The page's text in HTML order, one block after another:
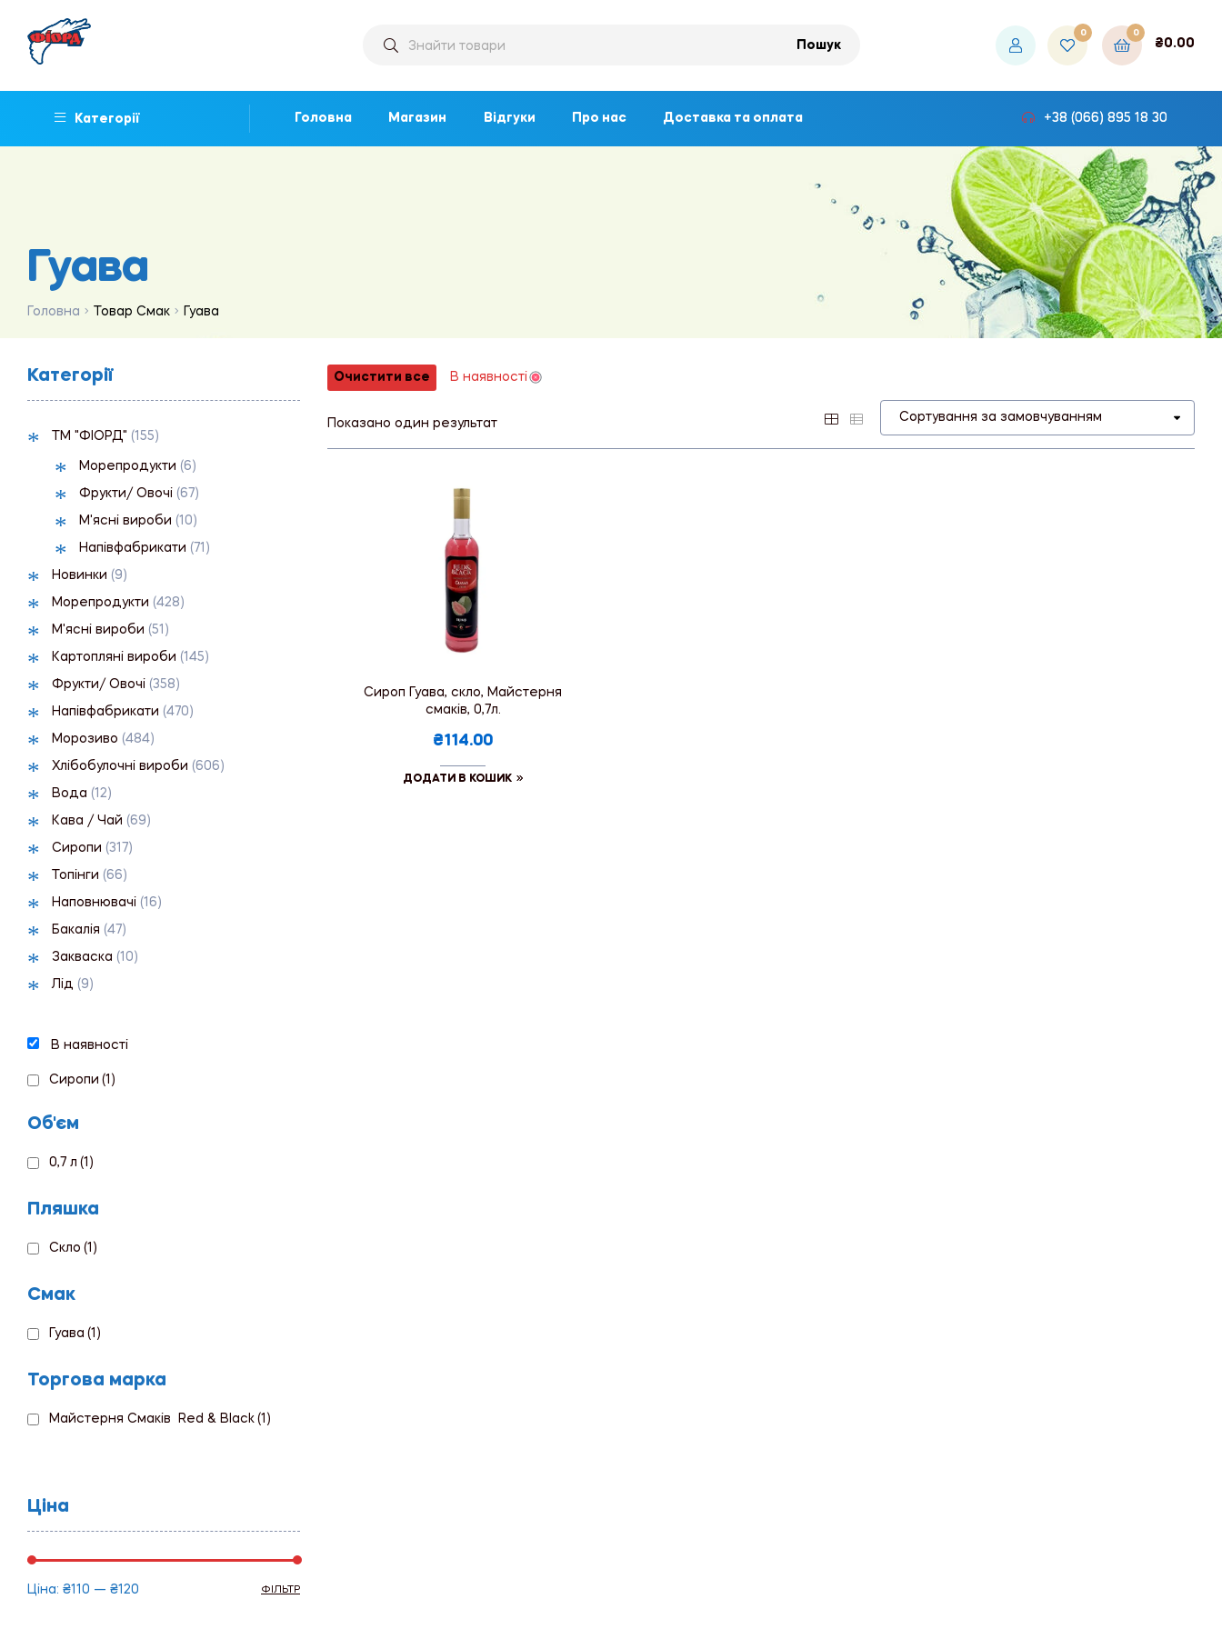
Пошук
0 0
₴0.00
Категорії Головна Магазин Відгуки Про нас Доставка та оплата +38 (066) 895 18 30
Гуава
Головна Товар Смак Гуава
Очистити все В наявності
Показано один результат
Сироп Гуава, скло, Майстерня
смаків, 0,7л.
₴114.00
ДОДАТИ В КОШИК
Категорії
ТМ "ФІОРД" (155)
Морепродукти (6)
Фрукти/ Овочі (67)
М'ясні вироби (10)
Напівфабрикати (71)
Новинки (9)
Морепродукти (428)
М'ясні вироби (51)
Картопляні вироби (145)
Фрукти/ Овочі (358)
Напівфабрикати (470)
Морозиво (484)
Хлібобулочні вироби (606)
Вода (12)
Кава / Чай (69)
Сиропи (317)
Топінги (66)
Наповнювачі (16)
Бакалія (47)
Закваска (10)
Лід (9)
В наявності
Сиропи (1)
Об'єм
0,7 л (1)
Пляшка
Скло (1)
Смак
Гуава (1)
Торгова марка
Майстерня Смаків Red & Black (1)
Ціна
ФІЛЬТР
Ціна: ₴110 — ₴120